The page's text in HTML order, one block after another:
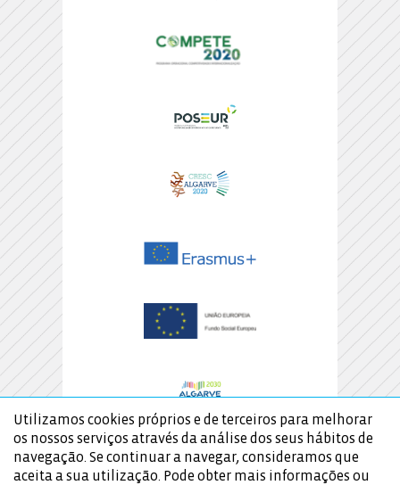
Utilizamos cookies próprios e de terceiros para melhorar
os nossos serviços através da análise dos seus hábitos de
navegação. Se continuar a navegar, consideramos que
aceita a sua utilização. Pode obter mais informações ou